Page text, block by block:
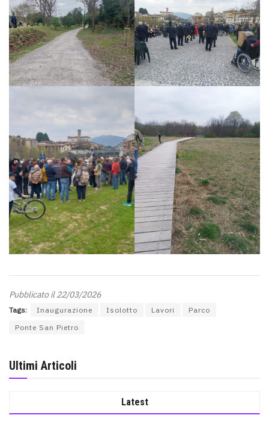
Pubblicato il 22/03/2026
Tags: Inaugurazione Isolotto Lavori
Parco
Ponte San Pietro
Ultimi Articoli
Latest